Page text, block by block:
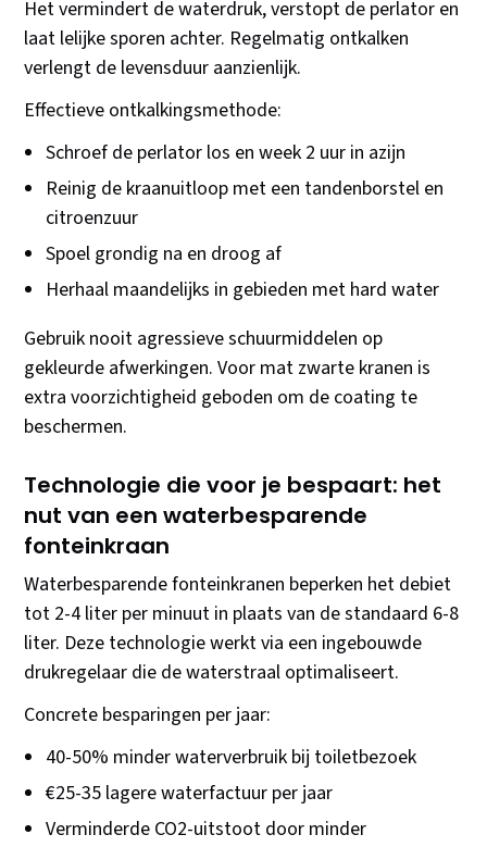
Het vermindert de waterdruk, verstopt de perlator en
laat lelijke sporen achter. Regelmatig ontkalken
verlengt de levensduur aanzienlijk.
Effectieve ontkalkingsmethode:
Schroef de perlator los en week 2 uur in azijn
Reinig de kraanuitloop met een tandenborstel en
citroenzuur
Spoel grondig na en droog af
Herhaal maandelijks in gebieden met hard water
Gebruik nooit agressieve schuurmiddelen op
gekleurde afwerkingen. Voor mat zwarte kranen is
extra voorzichtigheid geboden om de coating te
beschermen.
Technologie die voor je bespaart: het
nut van een waterbesparende
fonteinkraan
Waterbesparende fonteinkranen beperken het debiet
tot 2-4 liter per minuut in plaats van de standaard 6-8
liter. Deze technologie werkt via een ingebouwde
drukregelaar die de waterstraal optimaliseert.
Concrete besparingen per jaar:
40-50% minder waterverbruik bij toiletbezoek
€25-35 lagere waterfactuur per jaar
Verminderde CO2-uitstoot door minder